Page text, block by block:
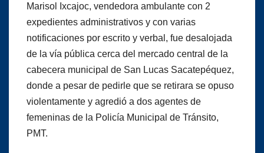
Marisol Ixcajoc, vendedora ambulante con 2
expedientes administrativos y con varias
notificaciones por escrito y verbal, fue desalojada
de la vía pública cerca del mercado central de la
cabecera municipal de San Lucas Sacatepéquez,
donde a pesar de pedirle que se retirara se opuso
violentamente y agredió a dos agentes de
femeninas de la Policía Municipal de Tránsito,
PMT.